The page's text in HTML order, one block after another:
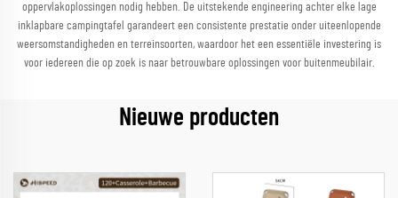
oppervlakoplossingen nodig hebben. De uitstekende engineering achter elke lage
inklapbare campingtafel garandeert een consistente prestatie onder uiteenlopende
weersomstandigheden en terreinsoorten, waardoor het een essentiële investering is
voor iedereen die op zoek is naar betrouwbare oplossingen voor buitenmeubilair.
Nieuwe producten